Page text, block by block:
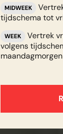
MIDWEEK
tijdschema tot
WEEK
Vertrek
volgens